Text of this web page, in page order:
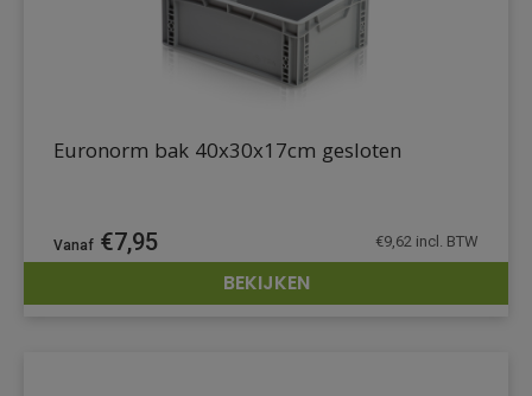
DETAILS
Euronorm bak 40x30x17cm gesloten
€7,95 €9,62 incl. BTW
BEKIJKEN